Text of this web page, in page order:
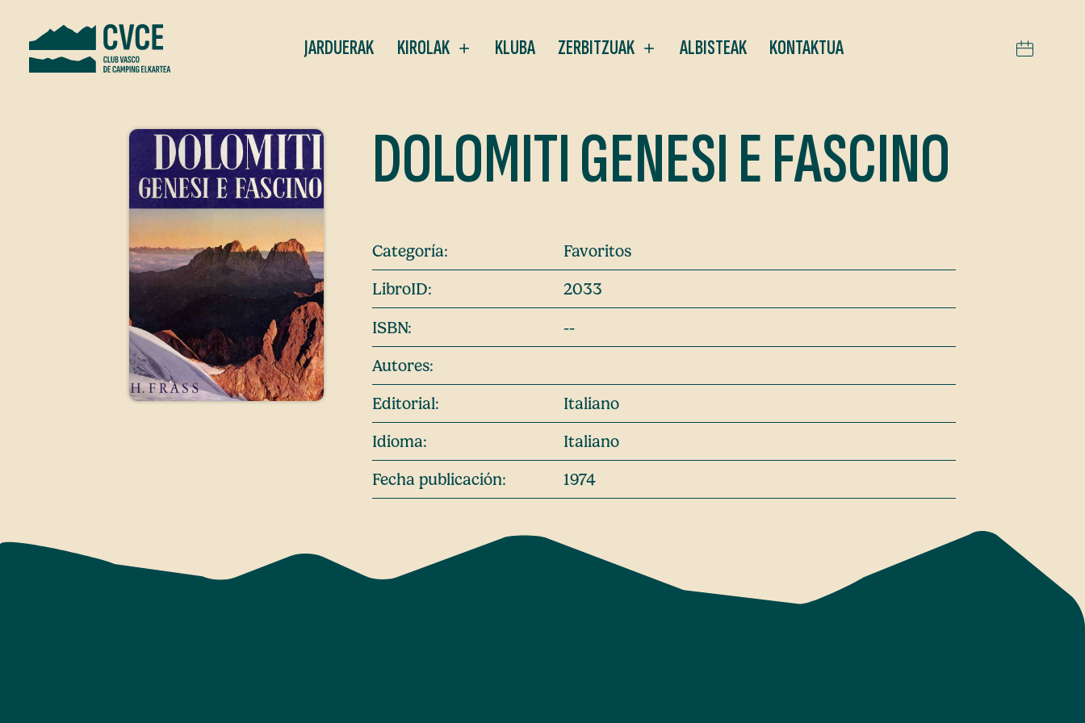
JARDUERAK KIROLAK KLUBA ZERBITZUAK ALBISTEAK KONTAKTUA
DOLOMITI GENESI E FASCINO
Categoría:
Favoritos
LibroID:
2033
ISBN:
--
Autores:
Editorial:
Italiano
Idioma:
Italiano
Fecha publicación:
1974